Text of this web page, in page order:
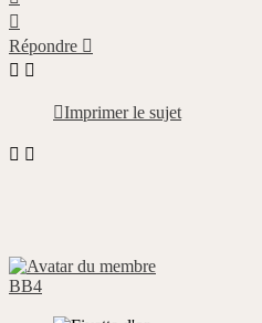
BB4
Répondre
Imprimer le sujet